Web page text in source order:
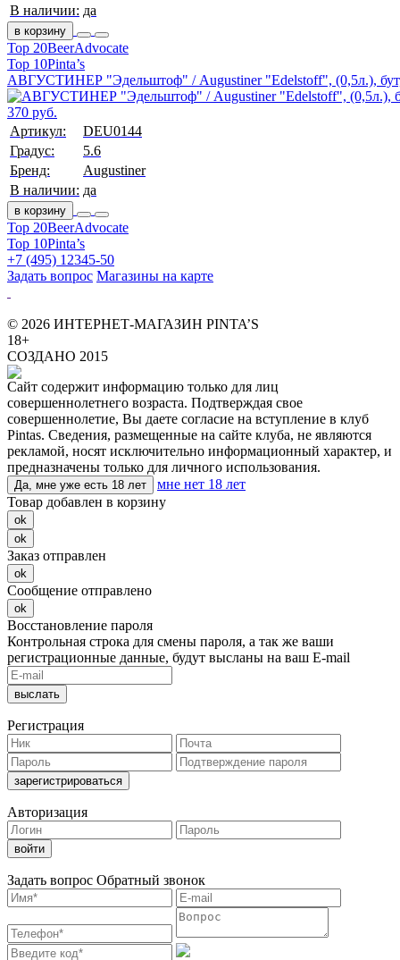
В наличии: да
в корзину
Top 20BeerAdvocate
Top 10Pinta’s
АВГУСТИНЕР "Эдельштоф" / Augustiner "Edelstoff", (0,5л.), бут,
370 руб.
Артикул:
DEU0144
Градус:
5.6
Бренд:
Augustiner
В наличии: да
в корзину
Top 20BeerAdvocate
Top 10Pinta’s
+7 (495) 12345-50
Задать вопрос Магазины на карте
© 2026 ИНТЕРНЕТ-МАГАЗИН PINTA’S
18+
СОЗДАНО 2015
Сайт содержит информацию только для лиц
совершеннолетнего возраста. Подтверждая свое
совершеннолетие, Вы даете согласие на вступление в клуб
Pintas. Сведения, размещенные на сайте клуба, не являются
рекламой, носят исключительно информационный характер, и
предназначены только для личного использования.
Да, мне уже есть 18 лет
мне нет 18 лет
Товар добавлен в корзину
ok
ok
Заказ отправлен
ok
Сообщение отправлено
ok
Восстановление пароля
Контрольная строка для смены пароля, а так же ваши
регистрационные данные, будут высланы на ваш E-mail
Регистрация
Авторизация
Задать вопрос Обратный звонок